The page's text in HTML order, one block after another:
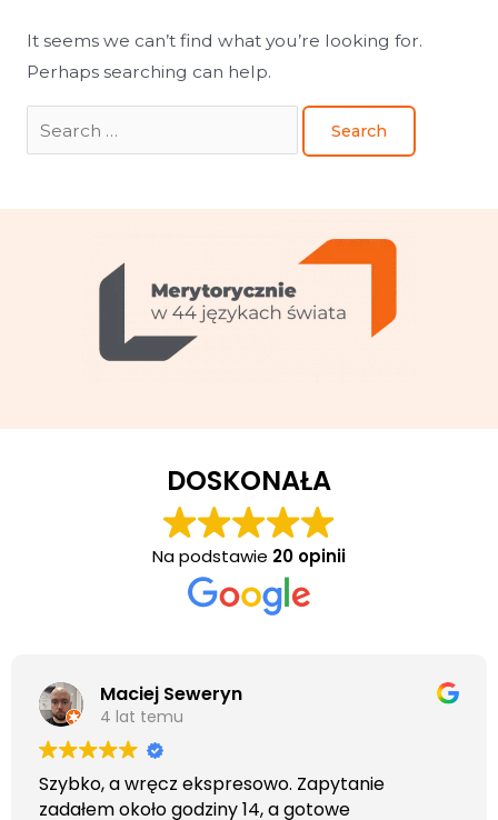
It seems we can’t find what you’re looking for.
Perhaps searching can help.
DOSKONAŁA
Na podstawie 20 opinii
Maciej Seweryn
4 lat temu
Szybko, a wręcz ekspresowo. Zapytanie
zadałem około godziny 14, a gotowe